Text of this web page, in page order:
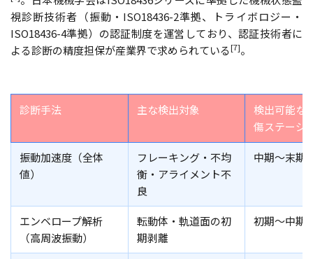
視診断技術者（振動・ISO18436-2準拠、トライボロジー・
ISO18436-4準拠）の認証制度を運営しており、認証技術者に
よる診断の精度担保が産業界で求められている[7]。
診断手法 主な検出対象
検出可能な
傷ステージ
振動加速度（全体
値）
フレーキング・不均
衡・アライメント不
良
中期〜末期
エンベロープ解析
（高周波振動）
転動体・軌道面の初
期剥離
初期〜中期